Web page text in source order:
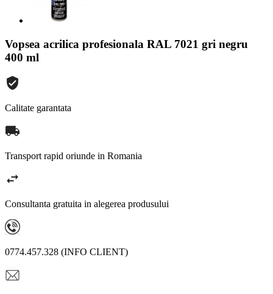
Vopsea acrilica profesionala RAL 7021 gri negru
400 ml
Calitate garantata
Transport rapid oriunde in Romania
Consultanta gratuita in alegerea produsului
0774.457.328 (INFO CLIENT)